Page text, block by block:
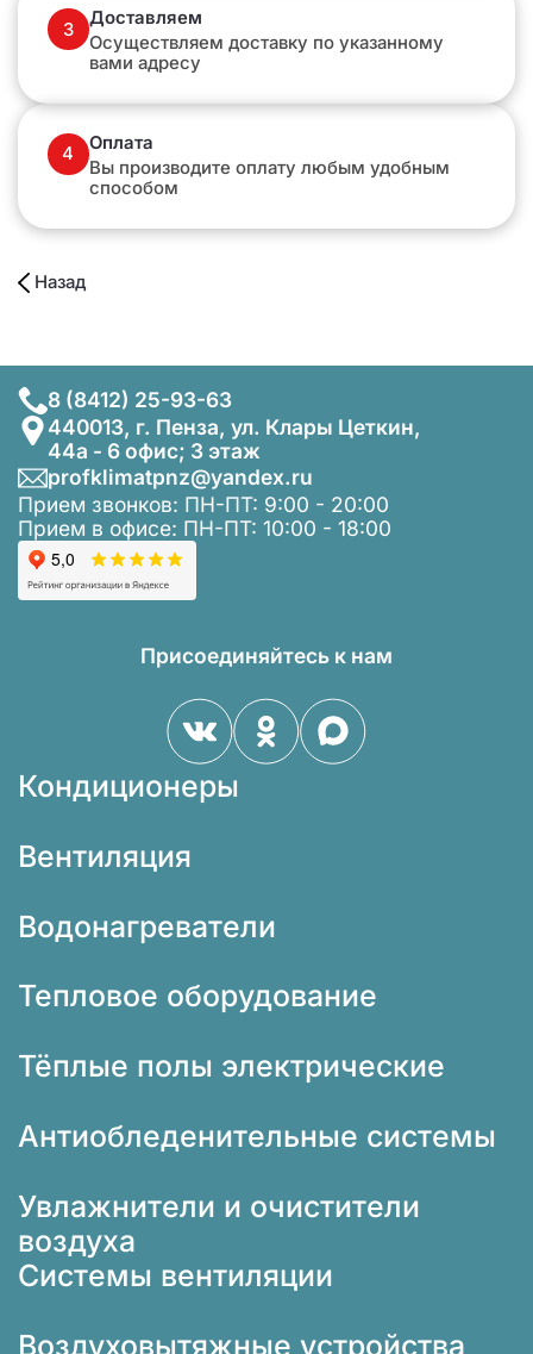
3
Доставляем
Осуществляем доставку по указанному
вами адресу
4
Оплата
Вы производите оплату любым удобным
способом
Назад
8 (8412) 25-93-63
440013, г. Пенза, ул. Клары Цеткин,
44а - 6 офис; 3 этаж
profklimatpnz@yandex.ru
Прием звонков: ПН-ПТ: 9:00 - 20:00
Прием в офисе: ПН-ПТ: 10:00 - 18:00
Присоединяйтесь к нам
Кондиционеры
Вентиляция
Водонагреватели
Тепловое оборудование
Тёплые полы электрические
Антиобледенительные системы
Увлажнители и очистители
воздуха
Системы вентиляции
Воздуховытяжные устройства